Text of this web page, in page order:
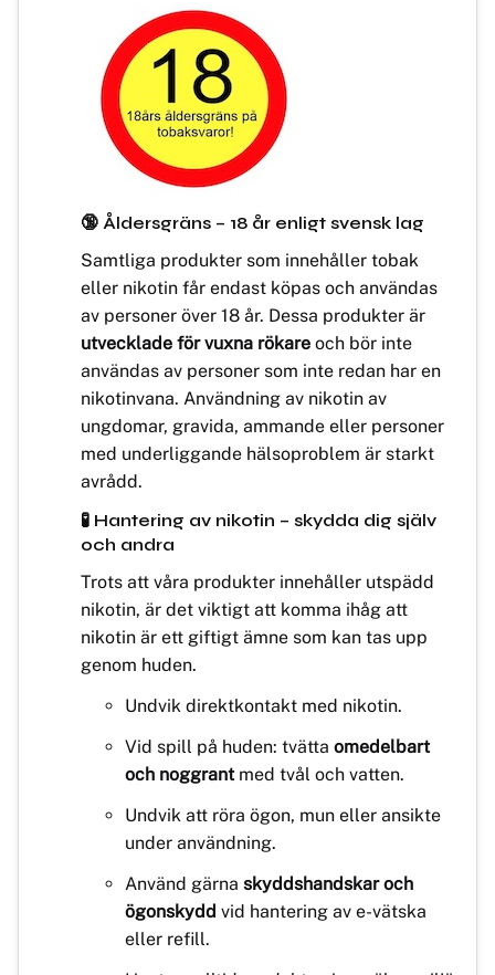
🔞 Åldersgräns – 18 år enligt svensk lag
Samtliga produkter som innehåller tobak
eller nikotin får endast köpas och användas
av personer över 18 år. Dessa produkter är
utvecklade för vuxna rökare och bör inte
användas av personer som inte redan har en
nikotinvana. Användning av nikotin av
ungdomar, gravida, ammande eller personer
med underliggande hälsoproblem är starkt
avrådd.
🧪 Hantering av nikotin – skydda dig själv
och andra
Trots att våra produkter innehåller utspädd
nikotin, är det viktigt att komma ihåg att
nikotin är ett giftigt ämne som kan tas upp
genom huden.
Undvik direktkontakt med nikotin.
Vid spill på huden: tvätta omedelbart
och noggrantmed tvål och vatten.
Undvik att röra ögon, mun eller ansikte
under användning.
Använd gärna skyddshandskar och
ögonskydd vid hantering av e-vätska
eller refill.